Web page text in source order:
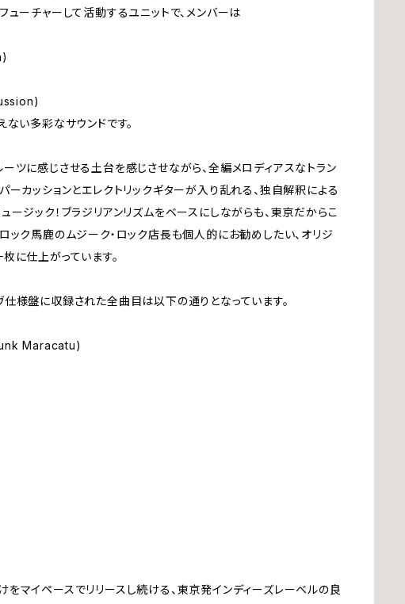
ューチャーして活動するユニットで、メンバーは
ない多彩なサウンドです。
ツに感じさせる土台を感じさせながら、全編メロディアスなトラン
ーカッションとエレクトリックギターが入り乱れる、独自解釈による
ージック！ブラジリアンリズムをベースにしながらも、東京だからこ
ック馬鹿のムジーク・ロック店長も個人的にお勧めしたい、オリジ
に仕上がっています。
様盤に収録された全曲目は以下の通りとなっています。
Maracatu)
マイペースでリリースし続ける、東京発インディーズレーベルの良